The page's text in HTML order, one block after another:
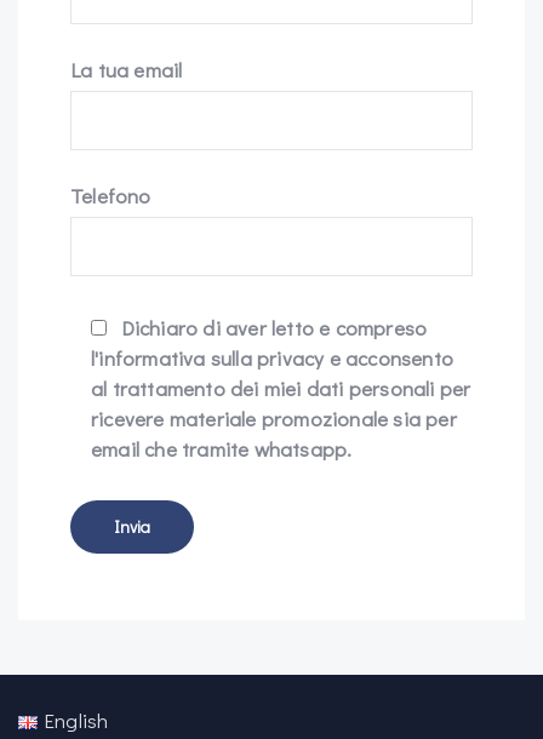
La tua email
Telefono
Dichiaro di aver letto e compreso
l'informativa sulla privacy e acconsento
al trattamento dei miei dati personali per
ricevere materiale promozionale sia per
email che tramite whatsapp.
English